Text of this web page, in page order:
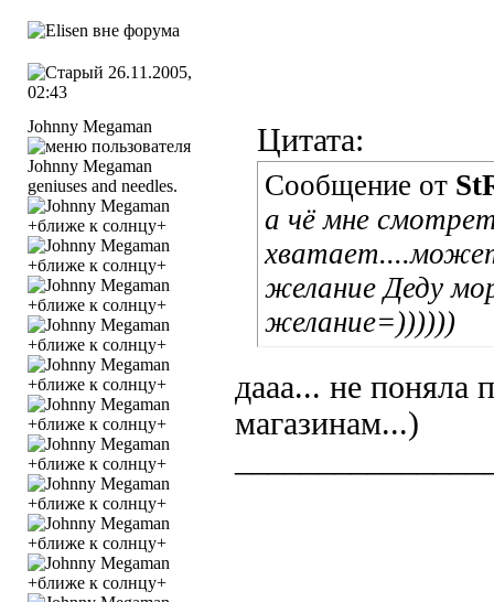
26.11.2005,
02:43
Johnny Megaman
geniuses and needles.
Цитата:
Сообщение от
а чё мне
желание Деду
желание=))))))
дааа... не поняла
магазинам...)